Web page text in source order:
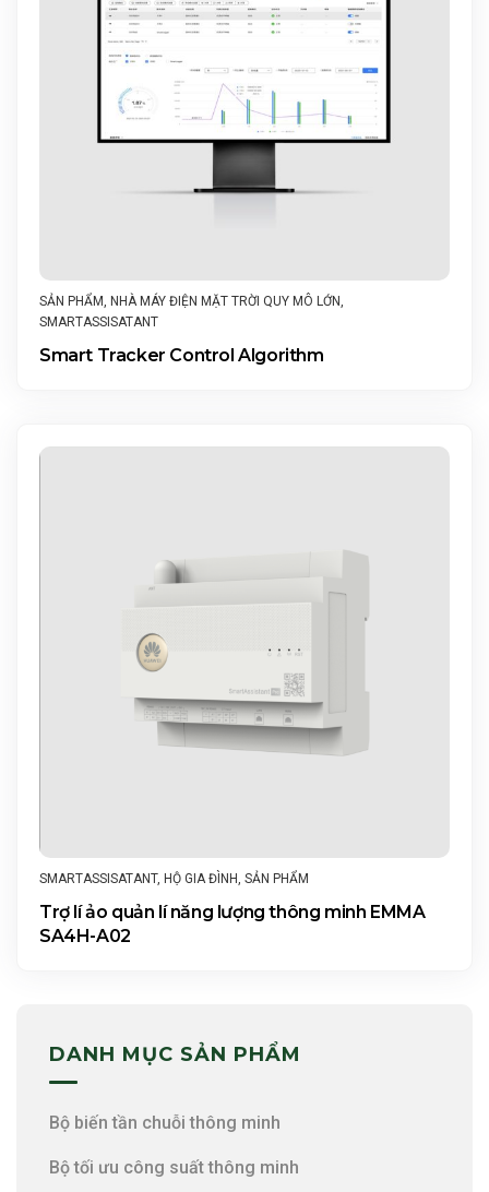
SẢN PHẨM, NHÀ MÁY ĐIỆN MẶT TRỜI QUY MÔ LỚN,
SMARTASSISATANT
Smart Tracker Control Algorithm
SMARTASSISATANT, HỘ GIA ĐÌNH, SẢN PHẨM
Trợ lí ảo quản lí năng lượng thông minh EMMA
SA4H-A02
DANH MỤC SẢN PHẨM
Bộ biến tần chuỗi thông minh
Bộ tối ưu công suất thông minh